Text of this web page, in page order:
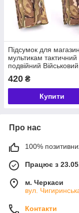
Підсумок для
мультикам тактичний
подвійний
ріжки АК закритий
Molle
420 ₴
Купити
Про нас
100%
Працює з
м. Черкаси
вул.
Контакти